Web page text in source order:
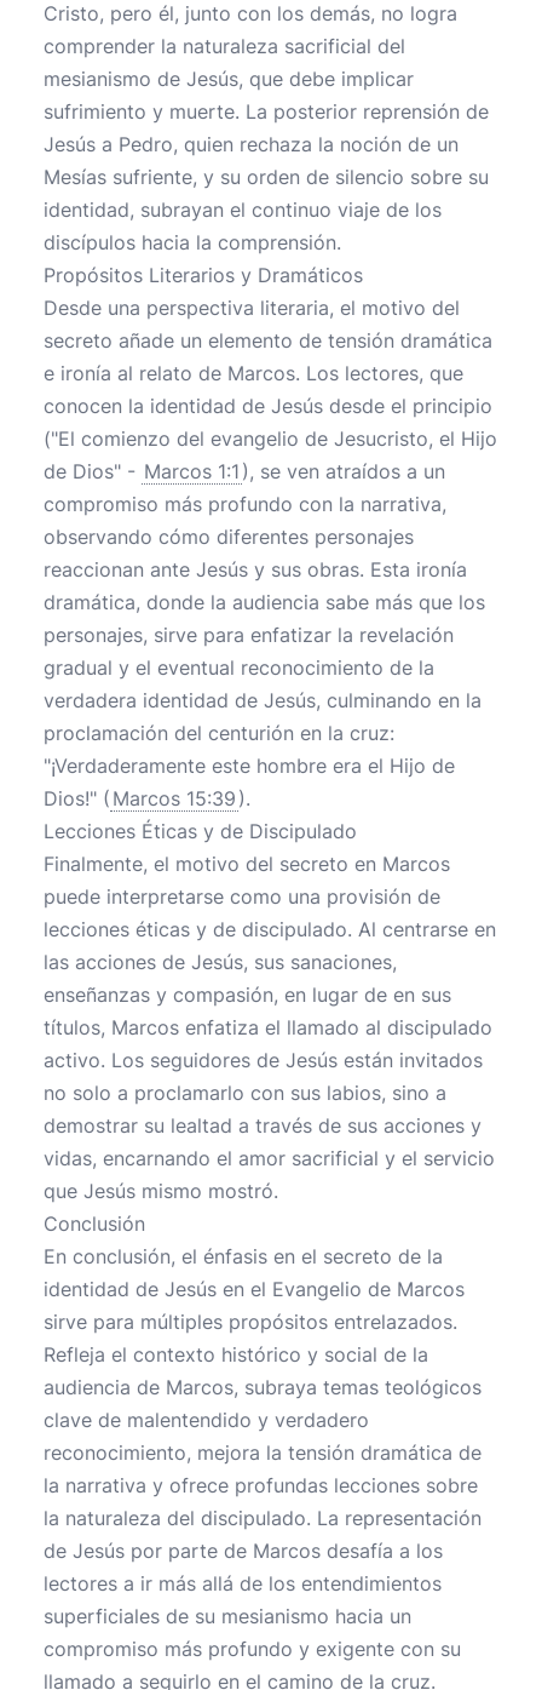
Cristo, pero él, junto con los demás, no logra
comprender la naturaleza sacrificial del
mesianismo de Jesús, que debe implicar
sufrimiento y muerte. La posterior reprensión de
Jesús a Pedro, quien rechaza la noción de un
Mesías sufriente, y su orden de silencio sobre su
identidad, subrayan el continuo viaje de los
discípulos hacia la comprensión.
Propósitos Literarios y Dramáticos
Desde una perspectiva literaria, el motivo del
secreto añade un elemento de tensión dramática
e ironía al relato de Marcos. Los lectores, que
conocen la identidad de Jesús desde el principio
("El comienzo del evangelio de Jesucristo, el Hijo
de Dios" - Marcos 1:1 ), se ven atraídos a un
compromiso más profundo con la narrativa,
observando cómo diferentes personajes
reaccionan ante Jesús y sus obras. Esta ironía
dramática, donde la audiencia sabe más que los
personajes, sirve para enfatizar la revelación
gradual y el eventual reconocimiento de la
verdadera identidad de Jesús, culminando en la
proclamación del centurión en la cruz:
"¡Verdaderamente este hombre era el Hijo de
Dios!" ( Marcos 15:39 ).
Lecciones Éticas y de Discipulado
Finalmente, el motivo del secreto en Marcos
puede interpretarse como una provisión de
lecciones éticas y de discipulado. Al centrarse en
las acciones de Jesús, sus sanaciones,
enseñanzas y compasión, en lugar de en sus
títulos, Marcos enfatiza el llamado al discipulado
activo. Los seguidores de Jesús están invitados
no solo a proclamarlo con sus labios, sino a
demostrar su lealtad a través de sus acciones y
vidas, encarnando el amor sacrificial y el servicio
que Jesús mismo mostró.
Conclusión
En conclusión, el énfasis en el secreto de la
identidad de Jesús en el Evangelio de Marcos
sirve para múltiples propósitos entrelazados.
Refleja el contexto histórico y social de la
audiencia de Marcos, subraya temas teológicos
clave de malentendido y verdadero
reconocimiento, mejora la tensión dramática de
la narrativa y ofrece profundas lecciones sobre
la naturaleza del discipulado. La representación
de Jesús por parte de Marcos desafía a los
lectores a ir más allá de los entendimientos
superficiales de su mesianismo hacia un
compromiso más profundo y exigente con su
llamado a seguirlo en el camino de la cruz.